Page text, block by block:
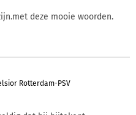
deze mooie woorden.
Rotterdam-PSV